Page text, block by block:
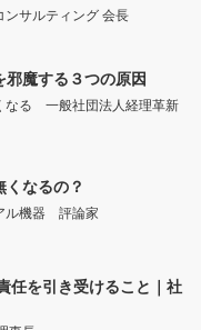
ンサルティング 会長
魔する３つの原因
なる 一般社団法人経理革新
なるの？
ル機器 評論家
任を引き受けること｜社